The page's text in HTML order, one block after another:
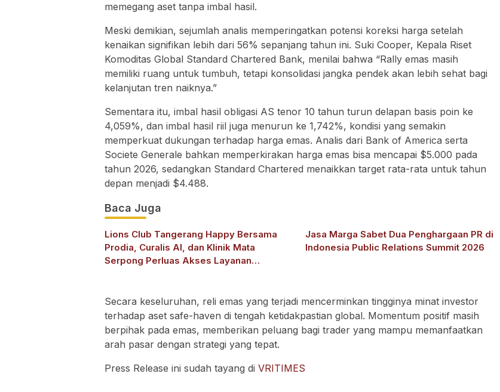
memegang aset tanpa imbal hasil.
Meski demikian, sejumlah analis memperingatkan potensi koreksi harga setelah
kenaikan signifikan lebih dari 56% sepanjang tahun ini. Suki Cooper, Kepala Riset
Komoditas Global Standard Chartered Bank, menilai bahwa “Rally emas masih
memiliki ruang untuk tumbuh, tetapi konsolidasi jangka pendek akan lebih sehat bagi
kelanjutan tren naiknya.”
Sementara itu, imbal hasil obligasi AS tenor 10 tahun turun delapan basis poin ke
4,059%, dan imbal hasil riil juga menurun ke 1,742%, kondisi yang semakin
memperkuat dukungan terhadap harga emas. Analis dari Bank of America serta
Societe Generale bahkan memperkirakan harga emas bisa mencapai $5.000 pada
tahun 2026, sedangkan Standard Chartered menaikkan target rata-rata untuk tahun
depan menjadi $4.488.
Baca Juga
Lions Club Tangerang Happy Bersama
Prodia, Curalis AI, dan Klinik Mata
Serpong Perluas Akses Layanan
Jasa Marga Sabet Dua Penghargaan PR di
Indonesia Public Relations Summit 2026
Secara keseluruhan, reli emas yang terjadi mencerminkan tingginya minat investor
terhadap aset safe-haven di tengah ketidakpastian global. Momentum positif masih
berpihak pada emas, memberikan peluang bagi trader yang mampu memanfaatkan
arah pasar dengan strategi yang tepat.
Press Release ini sudah tayang di VRITIMES